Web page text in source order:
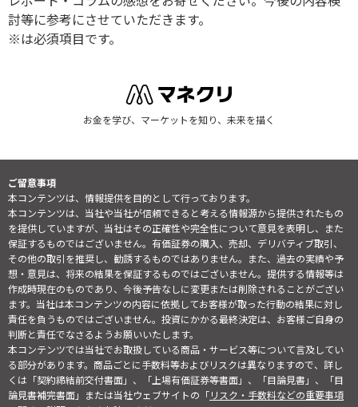
討等に参考にさせていただきます。
※は必須項目です。
お金を学び、マーケットを知り、未来を描く
ご留意事項
本コンテンツは、情報提供を目的として行っております。
本コンテンツは、当社や当社が信頼できると考える情報源から提供されたもの
を提供していますが、当社はその正確性や完全性について意見を表明し、また
保証するものではございません。有価証券の購入、売却、デリバティブ取引、
その他の取引を推奨し、勧誘するものではありません。また、過去の実績や予
想・意見は、将来の結果を保証するものではございません。提供する情報等は
作成時現在のものであり、今後予告なしに変更または削除されることがござい
ます。当社は本コンテンツの内容に依拠してお客様が取った行動の結果に対し
責任を負うものではございません。投資にかかる最終決定は、お客様ご自身の
判断と責任でなさるようお願いいたします。
本コンテンツでは当社でお取扱している商品・サービス等について言及してい
る部分があります。商品ごとに手数料等およびリスクは異なりますので、詳し
くは「契約締結前交付書面」、「上場有価証券等書面」、「目論見書」、「目
論見書補完書面」または当社ウェブサイトの「リスク・手数料などの重要事項